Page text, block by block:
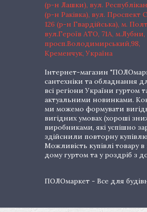
(р-н Лашки), вул.
(р-н Раківка), вул. Проспект
126 (р-н Гвардійська), м.
вул.Героїв АТО, 71А, м.Лубни,
просп.Володимирський,98,
Кременчук, Україна
Інтернет-магазин
сантехніки та обладнання
всі регіони України
актуальними новинками.
ми можемо формувати
вигідних умовах (хороші
виробниками, які успішно
здійснили повторну
Можливість купівлі товару
дому гуртом та у роздріб з
ПОЛОмаркет - Все для